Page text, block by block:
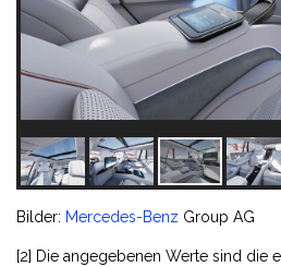
Bilder: Mercedes-Benz Group AG
[2] Die angegebenen Werte sind die